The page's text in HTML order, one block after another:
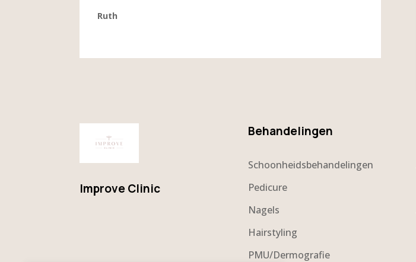
Ruth
Improve Clinic
Behandelingen
Schoonheidsbehandelingen
Pedicure
Nagels
Hairstyling
PMU/Dermografie